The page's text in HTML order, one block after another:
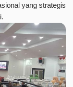
yang strategis